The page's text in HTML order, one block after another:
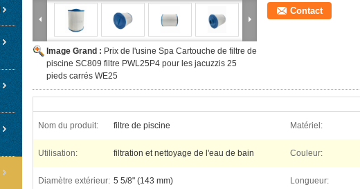
Image Grand : Prix de l'usine Spa Cartouche de filtre de
piscine SC809 filtre PWL25P4 pour les jacuzzis 25
pieds carrés WE25
Contact
Nom du produit: filtre de piscine Matériel:
Utilisation: filtration et nettoyage de l'eau de bain Couleur:
Diamètre extérieur: 5 5/8" (143 mm) Longueur: